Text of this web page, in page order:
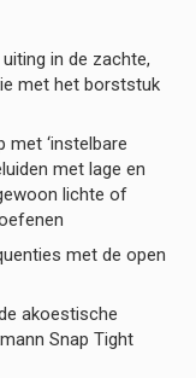
in de zachte,
met het borststuk
met ‘instelbare
met lage en
lichte of
met de open
akoestische
Snap Tight